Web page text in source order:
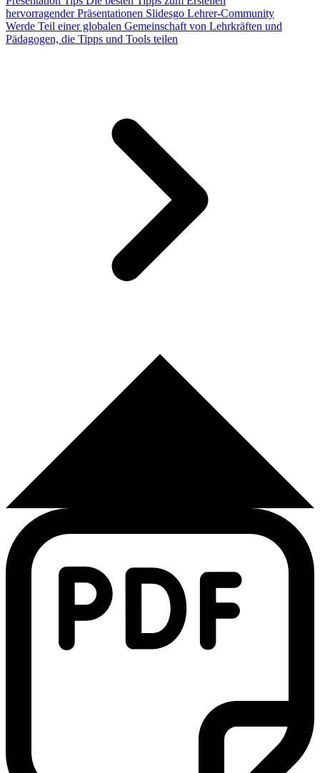
hervorragender Präsentationen Slidesgo Lehrer-Community
Werde Teil einer globalen Gemeinschaft von Lehrkräften und
Pädagogen, die Tipps und Tools teilen